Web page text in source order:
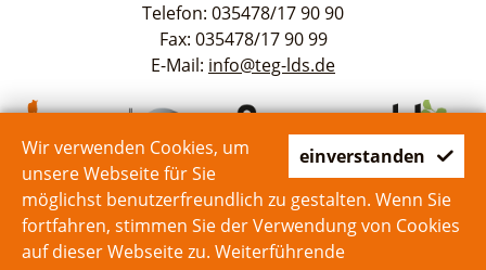
einverstanden
Wir verwenden Cookies, um
unsere Webseite für Sie
möglichst benutzerfreundlich zu gestalten. Wenn Sie
fortfahren, stimmen Sie der Verwendung von Cookies
auf dieser Webseite zu. Weiterführende
Telefon: 035478/17 90 90
Fax: 035478/17 90 99
E-Mail: info@teg-lds.de
Start Kontakt Impressum Datenschutz